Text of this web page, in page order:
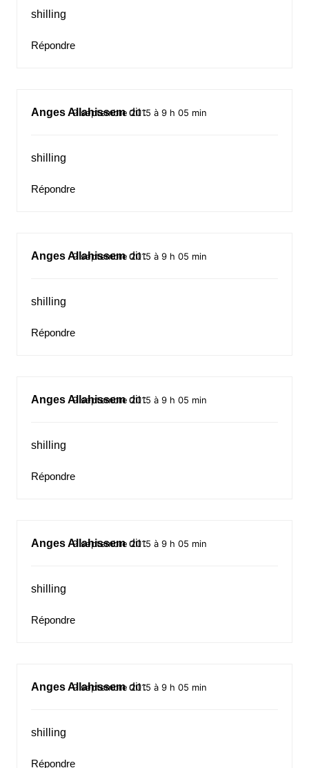
shilling
Répondre
Anges Allahissem dit :
9 septembre 2015 à 9 h 05 min
shilling
Répondre
Anges Allahissem dit :
9 septembre 2015 à 9 h 05 min
shilling
Répondre
Anges Allahissem dit :
9 septembre 2015 à 9 h 05 min
shilling
Répondre
Anges Allahissem dit :
9 septembre 2015 à 9 h 05 min
shilling
Répondre
Anges Allahissem dit :
9 septembre 2015 à 9 h 05 min
shilling
Répondre